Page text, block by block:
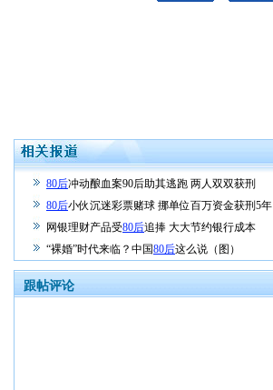
80后冲动酿血案90后助其逃跑 两人双双获刑
80后小伙沉迷彩票赌球 挪单位百万资金获刑5年
网银理财产品受80后追捧 大大节约银行成本
“裸婚”时代来临？中国80后这么说（图）
跟帖评论